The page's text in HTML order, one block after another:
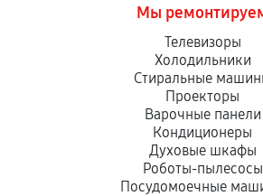
Мы
Телевизоры
Холодильники
Стиральные
Проекторы
Варочные панели
Кондиционеры
Духовые шкафы
Роботы-пылесосы
Посудомоечные